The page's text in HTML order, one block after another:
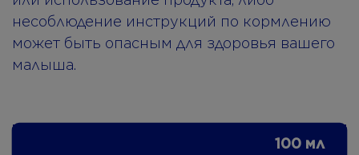
несоблюдение инструкций по кормлению
может быть опасным для здоровья вашего
малыша.
100 мл